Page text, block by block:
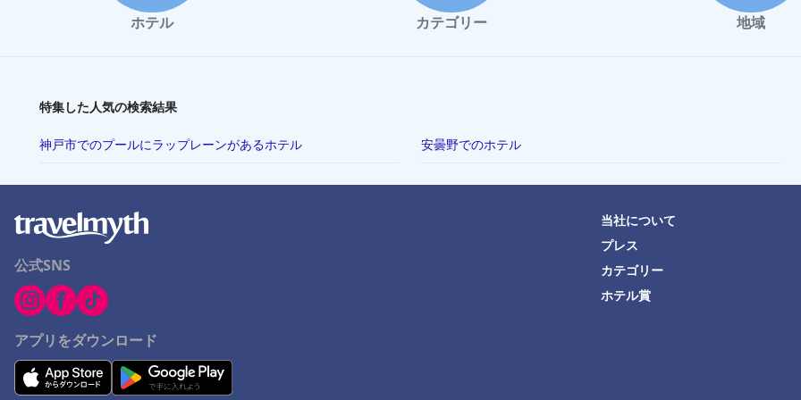
ホテル カテゴリー 地域
特集した人気の検索結果
神戸市でのプールにラップレーンがあるホテル 安曇野でのホテル
公式SNS
アプリをダウンロード
当社について
プレス
カテゴリー
ホテル賞